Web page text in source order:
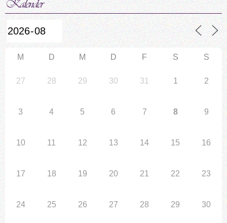
M D M D F S S
27 28 29 30 31 1 2
3 4 5 6 7 8 9
10 11 12 13 14 15 16
17 18 19 20 21 22 23
24 25 26 27 28 29 30